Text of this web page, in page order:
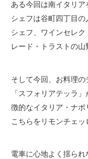
ある今回は南イタリア
シェフは谷町四丁目
シェフ、ワインセレ
レード・トラストの山
そして今回、お料理の
「スフォリアテッラ
徴的なイタリア・ナポ
こちらをリモンチェ
電車に心地よく揺ら